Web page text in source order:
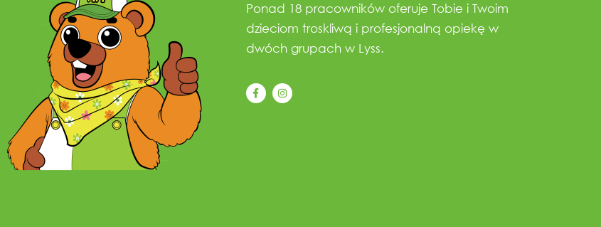
Ponad 18 pracowników oferuje Tobie i Twoim
dzieciom troskliwą i profesjonalną opiekę w
dwóch grupach w Lyss.